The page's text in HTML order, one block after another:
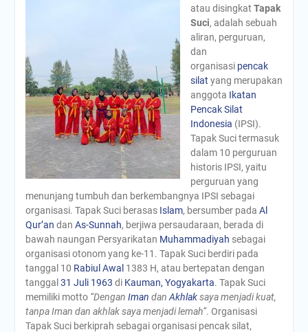
atau disingkat Tapak
Suci, adalah sebuah
aliran, perguruan,
dan
organisasi pencak
silat yang merupakan
anggota Ikatan
Pencak Silat
Indonesia (IPSI).
Tapak Suci termasuk
dalam 10 perguruan
historis IPSI, yaitu
perguruan yang
menunjang tumbuh dan berkembangnya IPSI sebagai
organisasi. Tapak Suci berasas Islam, bersumber pada Al
Qur’an dan As-Sunnah, berjiwa persaudaraan, berada di
bawah naungan Persyarikatan Muhammadiyah sebagai
organisasi otonom yang ke-11. Tapak Suci berdiri pada
tanggal 10 Rabiul Awal 1383 H, atau bertepatan dengan
tanggal 31 Juli 1963 di Kauman, Yogyakarta. Tapak Suci
memiliki motto “Dengan Iman dan Akhlaksaya menjadi kuat,
tanpa Iman dan akhlak saya menjadi lemah”. Organisasi
Tapak Suci berkiprah sebagai organisasi pencak silat,